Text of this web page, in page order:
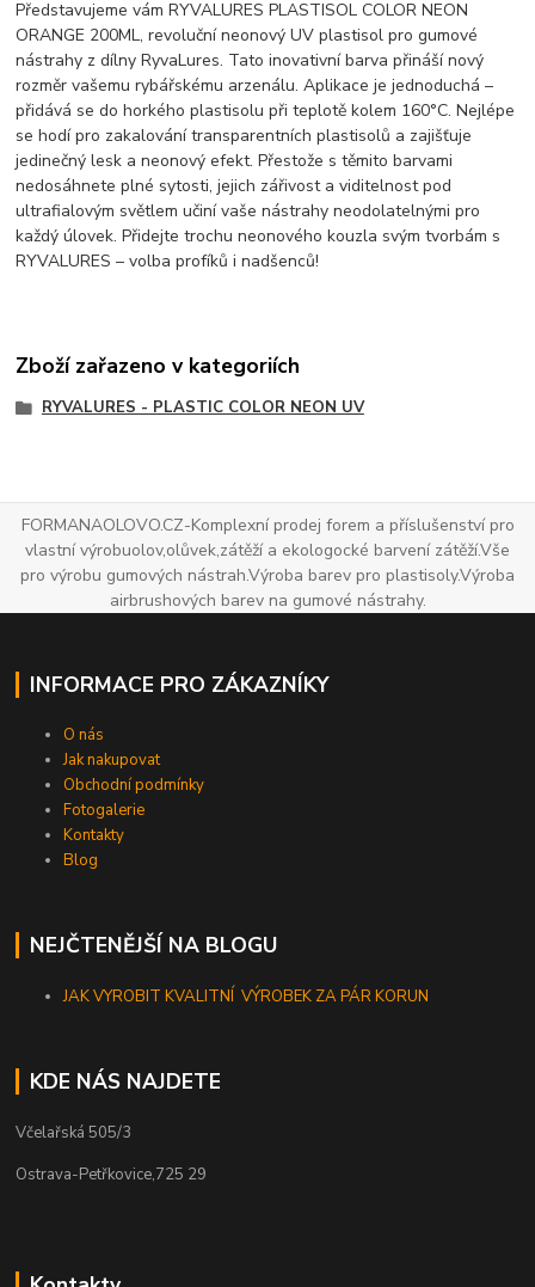
Představujeme vám RYVALURES PLASTISOL COLOR NEON
ORANGE 200ML, revoluční neonový UV plastisol pro gumové
nástrahy z dílny RyvaLures. Tato inovativní barva přináší nový
rozměr vašemu rybářskému arzenálu. Aplikace je jednoduchá –
přidává se do horkého plastisolu při teplotě kolem 160°C. Nejlépe
se hodí pro zakalování transparentních plastisolů a zajišťuje
jedinečný lesk a neonový efekt. Přestože s těmito barvami
nedosáhnete plné sytosti, jejich zářivost a viditelnost pod
ultrafialovým světlem učiní vaše nástrahy neodolatelnými pro
každý úlovek. Přidejte trochu neonového kouzla svým tvorbám s
RYVALURES – volba profíků i nadšenců!
Zboží zařazeno v kategoriích
RYVALURES - PLASTIC COLOR NEON UV
FORMANAOLOVO.CZ-Komplexní prodej forem a příslušenství pro
vlastní výrobuolov,olůvek,zátěží a ekologocké barvení zátěží.Vše
pro výrobu gumových nástrah.Výroba barev pro plastisoly.Výroba
airbrushových barev na gumové nástrahy.
INFORMACE PRO ZÁKAZNÍKY
O nás
Jak nakupovat
Obchodní podmínky
Fotogalerie
Kontakty
Blog
NEJČTENĚJŠÍ NA BLOGU
JAK VYROBIT KVALITNÍ VÝROBEK ZA PÁR KORUN
KDE NÁS NAJDETE
Včelařská 505/3
Ostrava-Petřkovice,725 29